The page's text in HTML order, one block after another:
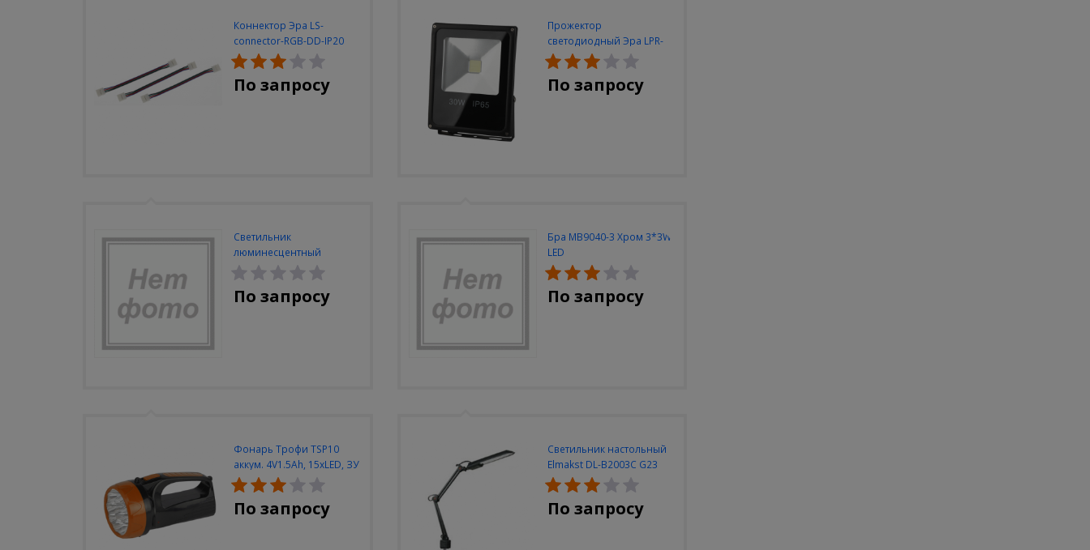
Коннектор Эра LS-
connector-RGB-DD-IP20
(3шт/уп)
По запросу
Прожектор
светодиодный Эра LPR-
30W-6500K-M
По запросу
Светильник
люминесцентный
Navigator NEL-A2-E130-T4-
840/WH
По запросу
Бра MB9040-3 Хром 3*3W
LED
По запросу
Фонарь Трофи TSP10
аккум. 4V1.5Ah, 15xLED, ЗУ
вилка 220V
По запросу
Светильник настольный
Elmakst DL-B2003C G23
черный струбцина
По запросу